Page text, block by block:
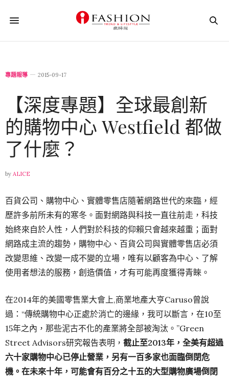
專題報導 2015-09-17
【深度專題】全球最創新
的購物中心 Westfield 都做
了什麼？
by ALICE
百貨公司、購物中心、實體零售店隨著網路世代的來臨，經
歷許多前所未有的寒冬。面對網路與科技一直往前走，科技
始終來自於人性，人們對於科技的仰賴只會越來越重；面對
網路成主流的趨勢，購物中心、百貨公司與實體零售店必須
改變思維、改變一成不變的立場，唯有以顧客為中心、了解
使用者想法的服務，創造價值，才有可能再度獲得青睞。
在2014年的美國零售業大會上,商業地產大亨Caruso曾說
過：“傳統購物中心正處於消亡的邊緣，我可以斷言，在10至
15年之內，那些泥古不化的產業將全部被淘汰。”Green
Street Advisors研究報告表明， 截止至2013年，全美有超過
六十家購物中心已停止營業，另有一百多家也面臨倒閉危
機。在未來十年，可能會有百分之十五的大型購物廣場倒閉